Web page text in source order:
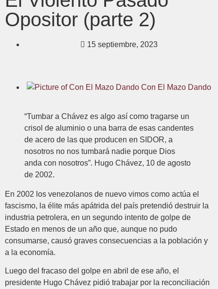
Opositor (parte 2)
15 septiembre, 2023
Con El Mazo Dando
“Tumbar a Chávez es algo así como tragarse un
crisol de aluminio o una barra de esas candentes
de acero de las que producen en SIDOR, a
nosotros no nos tumbará nadie porque Dios
anda con nosotros”. Hugo Chávez, 10 de agosto
de 2002.
En 2002 los venezolanos de nuevo vimos como actúa el
fascismo, la élite más apátrida del país pretendió destruir la
industria petrolera, en un segundo intento de golpe de
Estado en menos de un año que, aunque no pudo
consumarse, causó graves consecuencias a la población y
a la economía.
Luego del fracaso del golpe en abril de ese año, el
presidente Hugo Chávez pidió trabajar por la reconciliación